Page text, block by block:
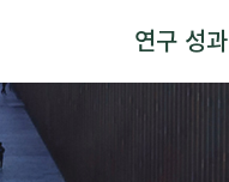
연구 성과